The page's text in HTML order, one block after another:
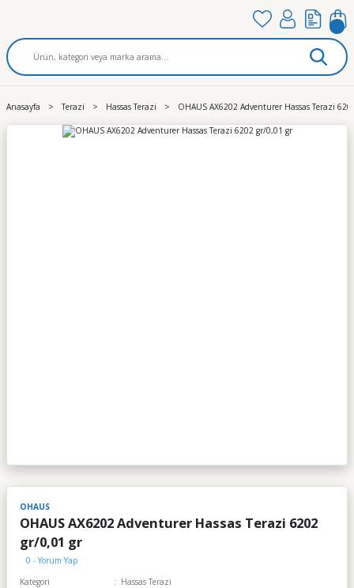
Anasayfa Terazi Hassas Terazi OHAUS AX6202 Adventurer Hassas Terazi
OHAUS
OHAUS AX6202 Adventurer Hassas Terazi 6202
gr/0,01 gr
0 - Yorum Yap
Kategori
Hassas Terazi